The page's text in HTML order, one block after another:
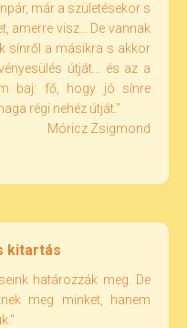
már a születésekor s
amerre visz... De vannak
sínről a másikra s akkor
útját... és az a
baj: fő, hogy jó sínre
régi nehéz útját."
Móricz Zsigmond
kitartás
határozzák meg. De
meg minket, hanem